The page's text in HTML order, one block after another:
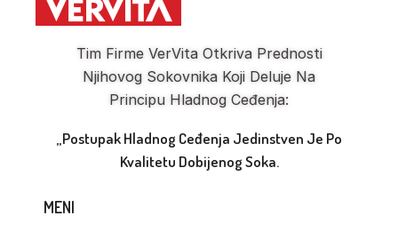
Tim Firme VerVita Otkriva Prednosti
Njihovog Sokovnika Koji Deluje Na
Principu Hladnog Ceđenja:
„Postupak Hladnog Ceđenja Jedinstven Je Po
Kvalitetu Dobijenog Soka.
MENI